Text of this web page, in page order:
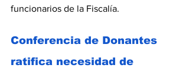
funcionarios de la Fiscalía.
Conferencia de Donantes
ratifica necesidad de